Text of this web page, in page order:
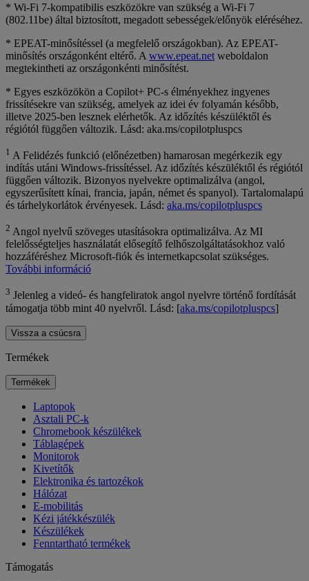
* Wi-Fi 7-kompatibilis eszközökre van szükség a Wi-Fi 7
(802.11be) által biztosított, megadott sebességek/előnyök eléréséhez.
* EPEAT-minősítéssel (a megfelelő országokban). Az EPEAT-
minősítés országonként eltérő. A www.epeat.net weboldalon
megtekintheti az országonkénti minősítést.
* Egyes eszközökön a Copilot+ PC-s élményekhez ingyenes
frissítésekre van szükség, amelyek az idei év folyamán később,
illetve 2025-ben lesznek elérhetők. Az időzítés készüléktől és
régiótól függően változik. Lásd: aka.ms/copilotpluspcs
1 A Felidézés funkció (előnézetben) hamarosan megérkezik egy
indítás utáni Windows-frissítéssel. Az időzítés készüléktől és régiótól
függően változik. Bizonyos nyelvekre optimalizálva (angol,
egyszerűsített kínai, francia, japán, német és spanyol). Tartalomalapú
és tárhelykorlátok érvényesek. Lásd: aka.ms/copilotpluspcs
2 Angol nyelvű szöveges utasításokra optimalizálva. Az MI
felelősségteljes használatát elősegítő felhőszolgáltatásokhoz való
hozzáféréshez Microsoft-fiók és internetkapcsolat szükséges.
További információ
3 Jelenleg a videó- és hangfeliratok angol nyelvre történő fordítását
támogatja több mint 40 nyelvről. Lásd: [aka.ms/copilotpluspcs]
Vissza a csúcsra
Termékek
Termékek
Laptopok
Asztali PC-k
Chromebook készülékek
Táblagépek
Monitorok
Kivetítők
Elektronika és tartozékok
Hálózat
E-mobilitás
Kézi játékkészülék
Készülékek
Fenntartható termékek
Támogatás